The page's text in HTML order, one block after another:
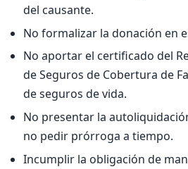
del causante.
No formalizar la donación en
No aportar el certificado del
de Seguros de Cobertura de
de seguros de vida.
No presentar la
no pedir prórroga a tiempo.
Incumplir la obligación de